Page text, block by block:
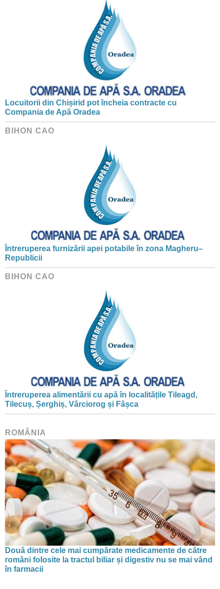
Locuitorii din Chișirid pot încheia contracte cu
Compania de Apă Oradea
BIHON CAO
Întreruperea furnizării apei potabile în zona Magheru–
Republicii
BIHON CAO
Întreruperea alimentării cu apă în localitățile Tileagd,
Tilecuș, Șerghiș, Vârciorog și Fâșca
ROMÂNIA
Două dintre cele mai cumpărate medicamente de către
români folosite la tractul biliar și digestiv nu se mai vând
în farmacii